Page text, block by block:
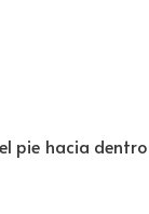
pie hacia